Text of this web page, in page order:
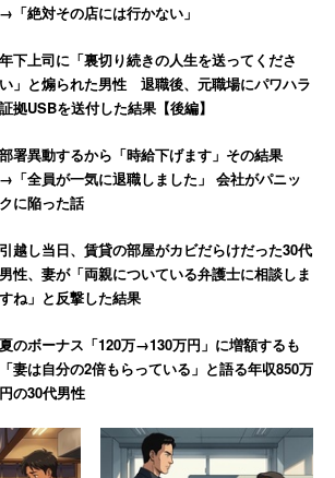
→「絶対その店には行かない」
年下上司に「裏切り続きの人生を送ってくださ
い」と煽られた男性 退職後、元職場にパワハラ
証拠USBを送付した結果【後編】
部署異動するから「時給下げます」その結果
→「全員が一気に退職しました」 会社がパニッ
クに陥った話
引越し当日、賃貸の部屋がカビだらけだった30代
男性、妻が「両親についている弁護士に相談しま
すね」と反撃した結果
夏のボーナス「120万→130万円」に増額するも
「妻は自分の2倍もらっている」と語る年収850万
円の30代男性